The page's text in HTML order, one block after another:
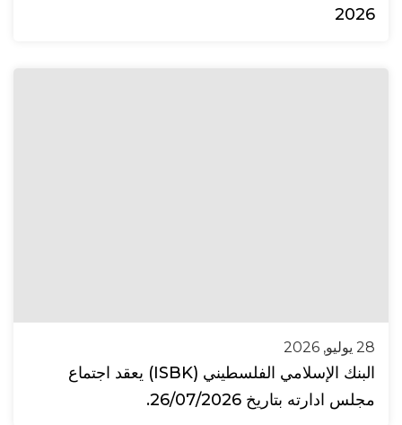
2026
28 يوليو, 2026
البنك الإسلامي الفلسطيني (ISBK) يعقد اجتماع
مجلس ادارته بتاريخ 26/07/2026.